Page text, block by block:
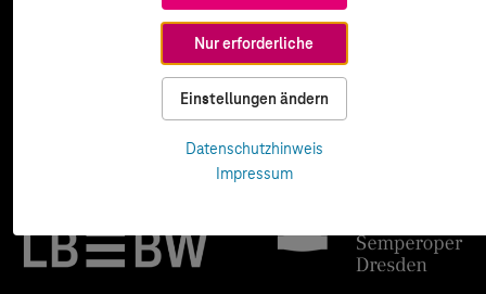
Nur erforderliche
Einstellungen ändern
Datenschutzhinweis
Impressum